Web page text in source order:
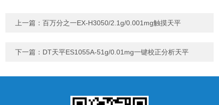
上一篇：百万分之一EX-H3050/2.1g/0.001mg触摸天平
下一篇： DT天平ES1055A-51g/0.01mg一键校正分析天平